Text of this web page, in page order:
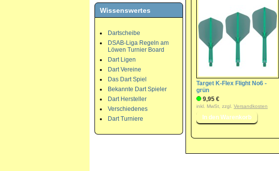
Wissenswertes
Dartscheibe
DSAB-Liga Regeln am
Löwen Turnier Board
Dart Ligen
Dart Vereine
Das Dart Spiel
Bekannte Dart Spieler
Dart Hersteller
Verschiedenes
Dart Turniere
Target K-Flex Flight No6 -
grün
9,95 €
inkl. MwSt, zzgl. Versandkosten